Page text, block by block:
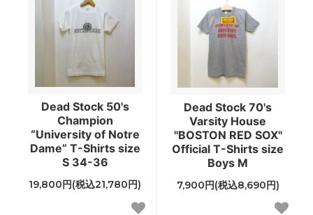
Dead Stock 50's
Champion
“University of Notre
Dame” T-Shirts size
S 34-36
19,800円(税込21,780円)
Dead Stock 70's
Varsity House
"BOSTON RED SOX"
Official T-Shirts size
Boys M
7,900円(税込8,690円)